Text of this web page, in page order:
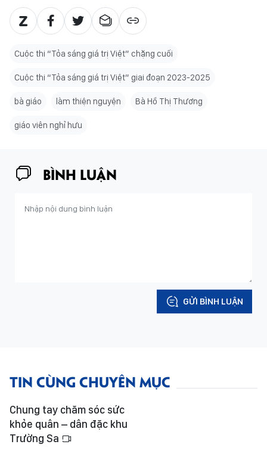
Cuộc thi “Tỏa sáng giá trị Việt” chặng cuối
Cuộc thi “Tỏa sáng giá trị Việt” giai đoạn 2023-2025
bà giáo làm thiện nguyện Bà Hồ Thị Thương
giáo viên nghỉ hưu
BÌNH LUẬN
GỬI BÌNH LUẬN
TIN CÙNG CHUYÊN MỤC
Chung tay chăm sóc sức
khỏe quân – dân đặc khu
Trường Sa